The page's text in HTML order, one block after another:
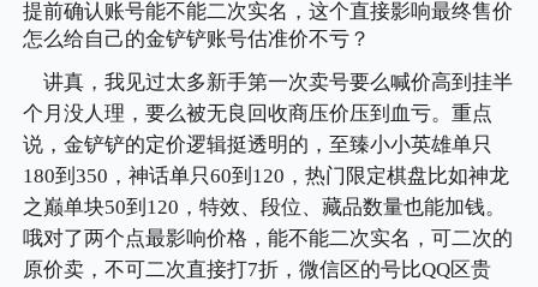
提前确认账号能不能二次实名，这个直接影响最终售价
怎么给自己的金铲铲账号估准价不亏？
讲真，我见过太多新手第一次卖号要么喊价高到挂半
个月没人理，要么被无良回收商压价压到血亏。重点
说，金铲铲的定价逻辑挺透明的，至臻小小英雄单只
180到350，神话单只60到120，热门限定棋盘比如神龙
之巅单块50到120，特效、段位、藏品数量也能加钱。
哦对了两个点最影响价格，能不能二次实名，可二次的
原价卖，不可二次直接打7折，微信区的号比QQ区贵